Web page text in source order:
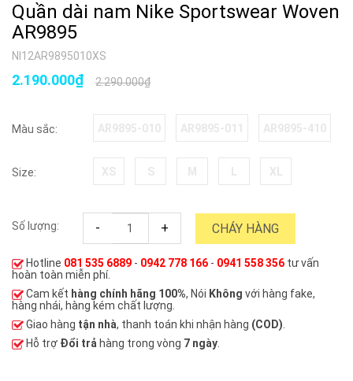
Quần dài nam Nike Sportswear Woven
AR9895
NI12AR9895010XS
2.290.000₫
2.190.000₫
Màu sắc:
Size:
Số lượng: - + CHÁY HÀNG
Hotline 081 535 6889 - 0942 778 166 - 0941 558 356 tư vấn
hoàn toàn miễn phí.
Cam kết hàng chính hãng 100%, Nói Không với hàng fake,
hàng nhái, hàng kém chất lượng.
Giao hàng tận nhà, thanh toán khi nhận hàng (COD)
Hỗ trợ Đổi trả hàng trong vòng 7 ngày.